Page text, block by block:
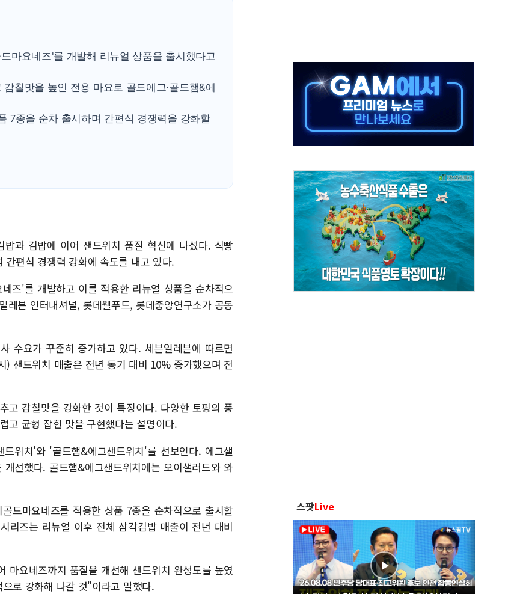
인제 용대리 계곡서 수위 상승으로 피서객 7명 고립…전원 구조
동해시, 11~14일 '별똥별 멍' 운영…페르세우스 유성우 관측
강원 중·남부 동해안 시간당 50mm 이상 폭우…호우경보 발효
청양 밭에서 일하던 90대 숨져…온열질환 여부 조사
폭염에 車 운전면허 기능시험 오전 집중 편성…체감온도 38도 넘으면 중단
마요네즈'를 개발해 리뉴얼 상품을 출시했다고
칠맛을 높인 전용 마요로 골드에그·골드햄&에
7종을 순차 출시하며 간편식 경쟁력을 강화할
과 김밥에 이어 샌드위치 품질 혁신에 나섰다. 식빵
편식 경쟁력 강화에 속도를 내고 있다.
즈'를 개발하고 이를 적용한 리뉴얼 상품을 순차적으
븐 인터내셔널, 롯데웰푸드, 롯데중앙연구소가 공동
수요가 꾸준히 증가하고 있다. 세븐일레븐에 따르면
샌드위치 매출은 전년 동기 대비 10% 증가했으며 전
고 감칠맛을 강화한 것이 특징이다. 다양한 토핑의 풍
고 균형 잡힌 맛을 구현했다는 설명이다.
위치'와 '골드햄&에그샌드위치'를 선보인다. 에그샐
선했다. 골드햄&에그샌드위치에는 오이샐러드와 와
드마요네즈를 적용한 상품 7종을 순차적으로 출시할
리즈는 리뉴얼 이후 전체 삼각김밥 매출이 전년 대비
마요네즈까지 품질을 개선해 샌드위치 완성도를 높였
로 강화해 나갈 것"이라고 말했다.
스팟Live